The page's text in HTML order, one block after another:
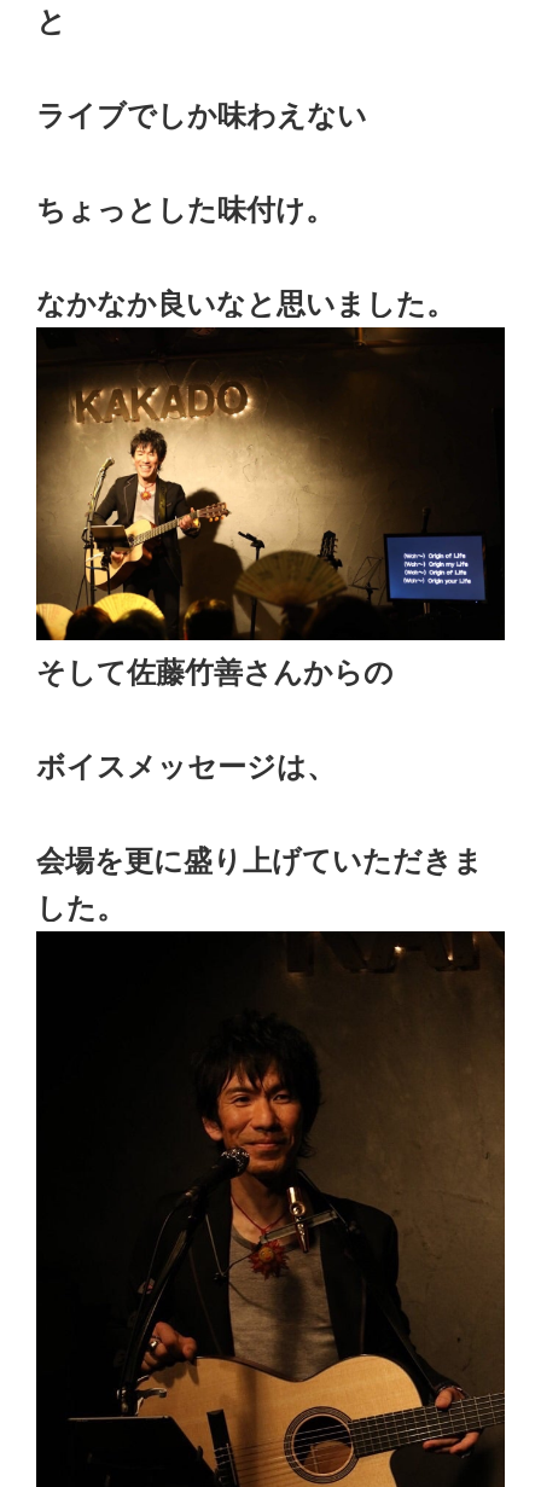
と
ライブでしか味わえない
ちょっとした味付け。
なかなか良いなと思いました。
そして佐藤竹善さんからの
ボイスメッセージは、
会場を更に盛り上げていただきま
した。